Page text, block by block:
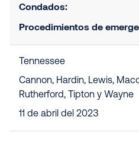
Condados:
Procedimientos de
Tennessee
Cannon, Hardin, Lewis,
Rutherford, Tipton y Wayne
11 de abril del 2023